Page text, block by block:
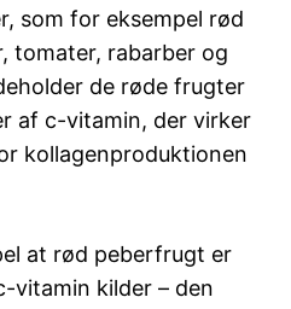
som for eksempel rød
tomater, rabarber og
de røde frugter
af c-vitamin, der virker
kollagenproduktionen
at rød peberfrugt er
vitamin kilder – den